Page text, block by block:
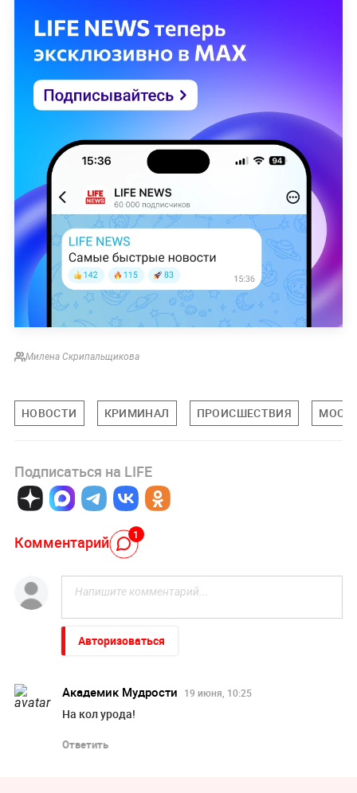
Милена Скрипальщикова
НОВОСТИ КРИМИНАЛ ПРОИСШЕСТВИЯ
Подписаться на LIFE
Комментарий 1
Авторизоваться
Академик Мудрости 19 июня, 10:25
На кол урода!
Ответить